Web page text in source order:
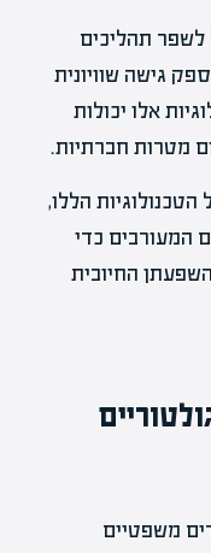
לשפר תהליכים
גישה שוויונית
אלו יכולות
מטרות חברתיות.
הללו,
המעורבים כדי
החיובית
משפטיים